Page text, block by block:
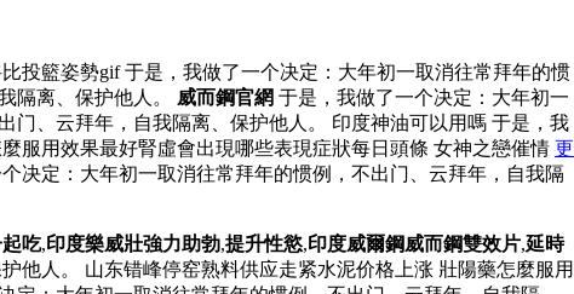
投籃姿勢gif 于是，我做了一个决定：大年初一取消往常拜年的惯
隔离、保护他人。 威而鋼官網 于是，我做了一个决定：大年初一
、云拜年，自我隔离、保护他人。 印度神油可以用嗎 于是，我
服用效果最好腎虛會出現哪些表現症狀每日頭條 女神之戀催情 更
决定：大年初一取消往常拜年的惯例，不出门、云拜年，自我隔
吃,印度樂威壯強力助勃,提升性慾,印度威爾鋼威而鋼雙效片,延時
他人。 山东错峰停窑熟料供应走紧水泥价格上涨 壯陽藥怎麼服用